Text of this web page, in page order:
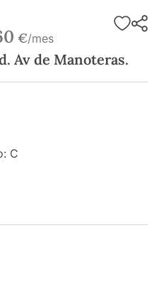
€/mes
Av de Manoteras.
C